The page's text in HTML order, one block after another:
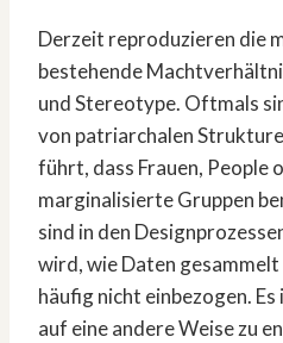
Derzeit reproduzieren die
bestehende
und Stereotype. Oftmals
von patriarchalen
führt, dass Frauen, People
marginalisierte Gruppen
sind in den
wird, wie Daten
häufig nicht einbezogen.
auf eine andere Weise zu